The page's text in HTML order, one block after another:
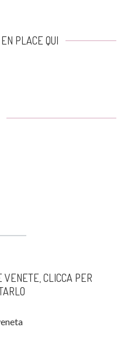
PLACE QUI
VENETE, CLICCA PER